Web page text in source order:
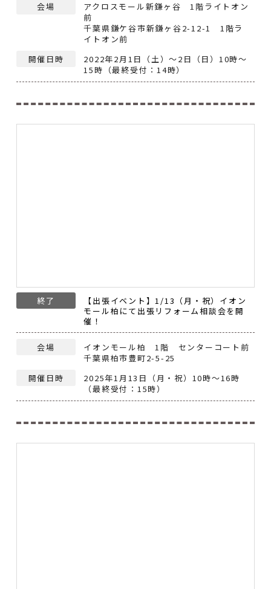
会場
アクロスモール新鎌ヶ谷 1階ライトオン
前
千葉県鎌ケ谷市新鎌ヶ谷2-12-1 1階ラ
イトオン前
開催日時
2022年2月1日（土）～2日（日）10時～
15時（最終受付：14時）
終了
【出張イベント】1/13（月・祝）イオン
モール柏にて出張リフォーム相談会を開
催！
会場
イオンモール柏 1階 センターコート前
千葉県柏市豊町2-5-25
開催日時
2025年1月13日（月・祝）10時～16時
（最終受付：15時）